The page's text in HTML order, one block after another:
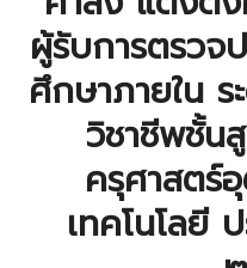
ผู้รับการตรวจ
ศึกษาภายใน
วิชาชีพชั้น
ครุศาสตร์
เทคโนโลยี